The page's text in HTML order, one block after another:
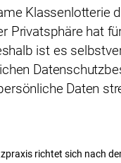
Klassen­lotterie
Privatsphäre hat
ist es
Daten
richtet sich nach